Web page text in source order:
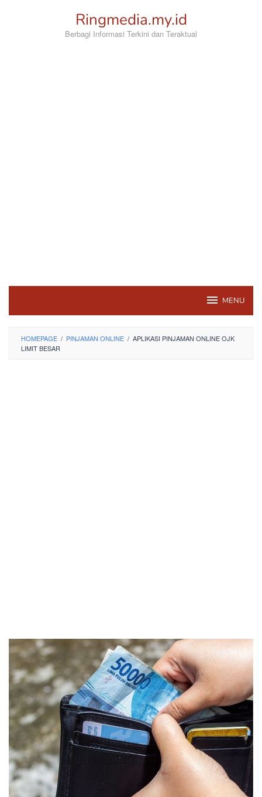
Ringmedia.my.id
Berbagi Informasi Terkini dan Teraktual
MENU
HOMEPAGE / PINJAMAN ONLINE / APLIKASI PINJAMAN ONLINE OJK
LIMIT BESAR